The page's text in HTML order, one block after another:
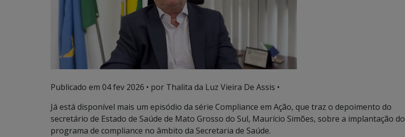
Publicado em 04 fev 2026 • por Thalita da Luz Vieira De Assis •
Já está disponível mais um episódio da série Compliance em Ação, que traz o depoimento do
secretário de Estado de Saúde de Mato Grosso do Sul, Maurício Simões, sobre a implantação do
programa de compliance no âmbito da Secretaria de Saúde.